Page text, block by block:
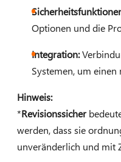
Optionen und die
Integration:
Systemen, um
Hinweis:
*Revisionssicher
werden, dass sie
unveränderlich und mit